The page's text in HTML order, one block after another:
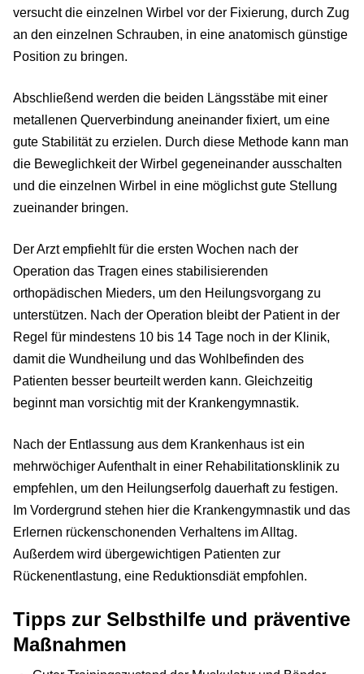
versucht die einzelnen Wirbel vor der Fixierung, durch Zug
an den einzelnen Schrauben, in eine anatomisch günstige
Position zu bringen.
Abschließend werden die beiden Längsstäbe mit einer
metallenen Querverbindung aneinander fixiert, um eine
gute Stabilität zu erzielen. Durch diese Methode kann man
die Beweglichkeit der Wirbel gegeneinander ausschalten
und die einzelnen Wirbel in eine möglichst gute Stellung
zueinander bringen.
Der Arzt empfiehlt für die ersten Wochen nach der
Operation das Tragen eines stabilisierenden
orthopädischen Mieders, um den Heilungsvorgang zu
unterstützen. Nach der Operation bleibt der Patient in der
Regel für mindestens 10 bis 14 Tage noch in der Klinik,
damit die Wundheilung und das Wohlbefinden des
Patienten besser beurteilt werden kann. Gleichzeitig
beginnt man vorsichtig mit der Krankengymnastik.
Nach der Entlassung aus dem Krankenhaus ist ein
mehrwöchiger Aufenthalt in einer Rehabilitationsklinik zu
empfehlen, um den Heilungserfolg dauerhaft zu festigen.
Im Vordergrund stehen hier die Krankengymnastik und das
Erlernen rückenschonenden Verhaltens im Alltag.
Außerdem wird übergewichtigen Patienten zur
Rückenentlastung, eine Reduktionsdiät empfohlen.
Tipps zur Selbsthilfe und präventive
Maßnahmen